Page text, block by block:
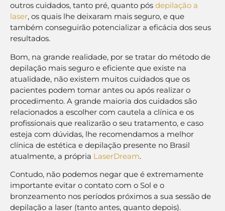
outros cuidados, tanto pré, quanto pós depilação a
laser, os quais lhe deixaram mais seguro, e que
também conseguirão potencializar a eficácia dos seus
resultados.
Bom, na grande realidade, por se tratar do método de
depilação mais seguro e eficiente que existe na
atualidade, não existem muitos cuidados que os
pacientes podem tomar antes ou após realizar o
procedimento. A grande maioria dos cuidados são
relacionados a escolher com cautela a clínica e os
profissionais que realizarão o seu tratamento, e caso
esteja com dúvidas, lhe recomendamos a melhor
clínica de estética e depilação presente no Brasil
atualmente, a própria LaserDream.
Contudo, não podemos negar que é extremamente
importante evitar o contato com o Sol e o
bronzeamento nos períodos próximos a sua sessão de
depilação a laser (tanto antes, quanto depois).